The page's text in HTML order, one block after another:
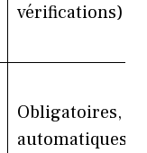
vérifications)
Obligatoires,
automatiques